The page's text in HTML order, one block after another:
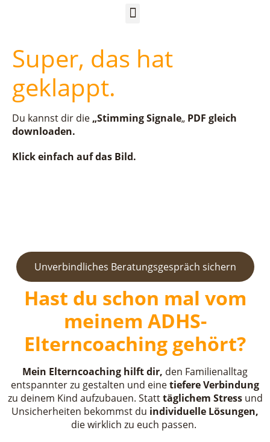
Super, das hat
geklappt.
Du kannst dir die „Stimming Signale„ PDF gleich
downloaden.
Klick einfach auf das Bild.
Unverbindliches Beratungsgespräch sichern
Hast du schon mal vom
meinem ADHS-
Elterncoaching gehört?
Mein Elterncoaching hilft dir, den Familienalltag
entspannter zu gestalten und einetiefere Verbindung
zu deinem Kind aufzubauen. Statttäglichem Stressund
Unsicherheiten bekommst du individuelle Lösungen,
die wirklich zu euch passen.